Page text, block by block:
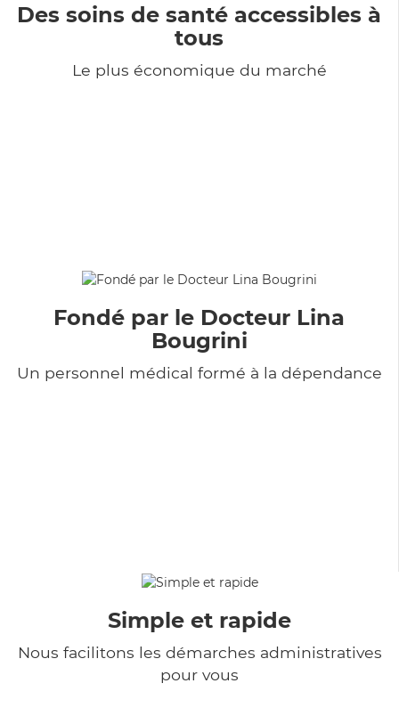
Des soins de santé accessibles à
tous
Le plus économique du marché
Fondé par le Docteur Lina
Bougrini
Un personnel médical formé à la dépendance
Simple et rapide
Nous facilitons les démarches administratives
pour vous